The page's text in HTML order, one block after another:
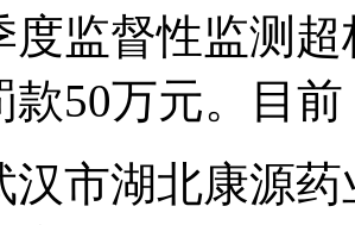
度监督性监测
款50万元。目
汉市湖北康源